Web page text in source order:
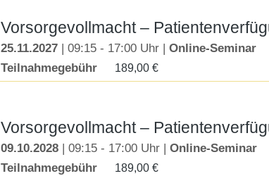
Vorsorgevollmacht –
25.11.2027| 09:15 - 17:00 Uhr | Online-Seminar
Teilnahmegebühr
189,00 €
Vorsorgevollmacht –
09.10.2028| 09:15 - 17:00 Uhr | Online-Seminar
Teilnahmegebühr
189,00 €